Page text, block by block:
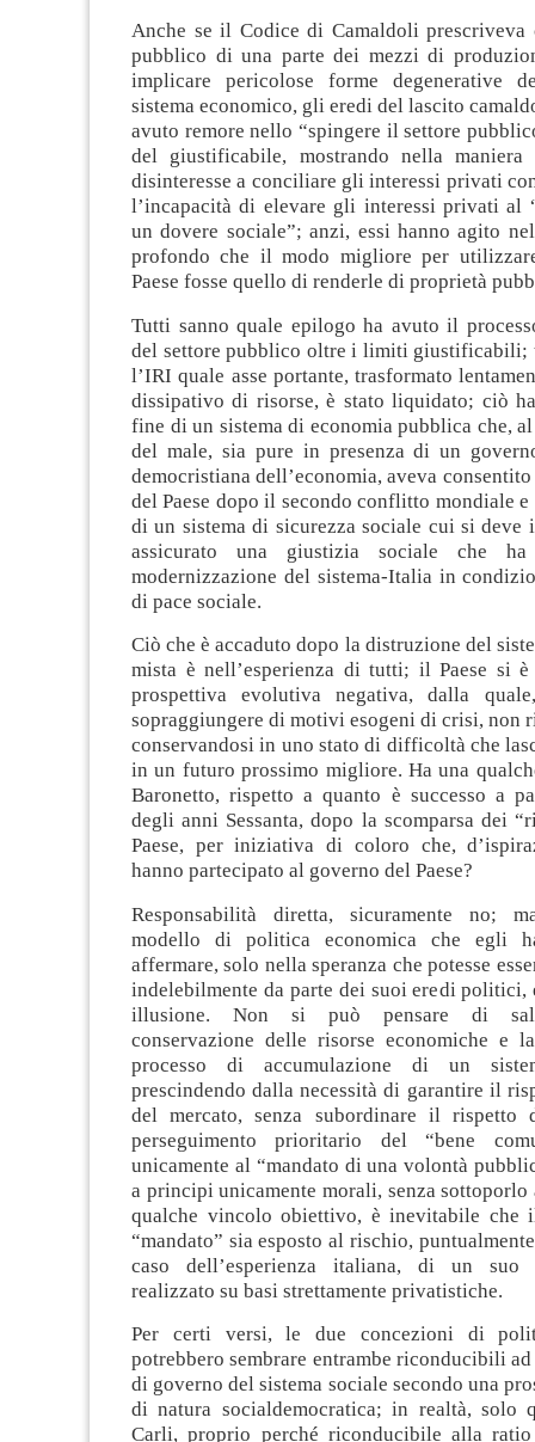
Anche se il Codice di Camaldoli
pubblico di una parte dei mezzi di
implicare pericolose forme degenerative
sistema economico, gli eredi del lascito
avuto remore nello “spingere il settore
del giustificabile, mostrando nella
disinteresse a conciliare gli interessi privati
l’incapacità di elevare gli interessi privati al
un dovere sociale”; anzi, essi hanno agito
profondo che il modo migliore per
Paese fosse quello di renderle di proprietà
Tutti sanno quale epilogo ha avuto il
del settore pubblico oltre i limiti giustificabili;
l’IRI quale asse portante, trasformato
dissipativo di risorse, è stato liquidato; ciò
fine di un sistema di economia pubblica che,
del male, sia pure in presenza di un
democristiana dell’economia, aveva
del Paese dopo il secondo conflitto mondiale
di un sistema di sicurezza sociale cui si deve
assicurato una giustizia sociale che
modernizzazione del sistema-Italia in
di pace sociale.
Ciò che è accaduto dopo la distruzione del
mista è nell’esperienza di tutti; il Paese si
prospettiva evolutiva negativa, dalla
sopraggiungere di motivi esogeni di crisi, non
conservandosi in uno stato di difficoltà che
in un futuro prossimo migliore. Ha una
Baronetto, rispetto a quanto è successo a
degli anni Sessanta, dopo la scomparsa dei
Paese, per iniziativa di coloro che,
hanno partecipato al governo del Paese?
Responsabilità diretta, sicuramente no;
modello di politica economica che egli
affermare, solo nella speranza che potesse
indelebilmente da parte dei suoi eredi politici,
illusione. Non si può pensare di
conservazione delle risorse economiche e
processo di accumulazione di un
prescindendo dalla necessità di garantire il
del mercato, senza subordinare il
perseguimento prioritario del “bene
unicamente al “mandato di una volontà
a principi unicamente morali, senza
qualche vincolo obiettivo, è inevitabile che
“mandato” sia esposto al rischio,
caso dell’esperienza italiana, di un suo
realizzato su basi strettamente privatistiche.
Per certi versi, le due concezioni di
potrebbero sembrare entrambe riconducibili
di governo del sistema sociale secondo una
di natura socialdemocratica; in realtà, solo
Carli, proprio perché riconducibile alla